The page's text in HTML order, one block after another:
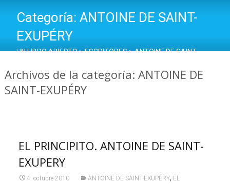
Categoría: ANTOINE DE SAINT-
EXUPÉRY
UN LIBRO ABIERTO>ESCRITORES>ANTOINE DE SAINT-
Archivos de la categoría: ANTOINE DE
SAINT-EXUPÉRY
EL PRINCIPITO. ANTOINE DE SAINT-
EXUPERY
4. octubre 2010 ANTOINE DE SAINT-EXUPÉRY, EL